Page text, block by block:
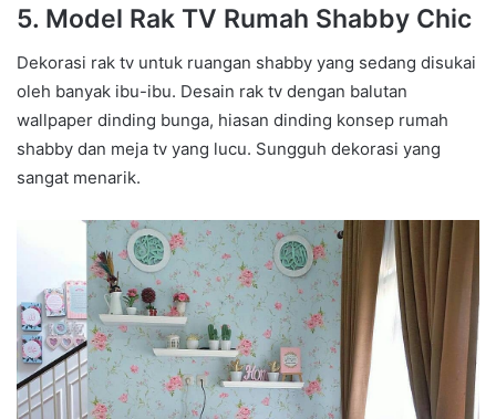
5. Model Rak TV Rumah Shabby Chic
Dekorasi rak tv untuk ruangan shabby yang sedang disukai
oleh banyak ibu-ibu. Desain rak tv dengan balutan
wallpaper dinding bunga, hiasan dinding konsep rumah
shabby dan meja tv yang lucu. Sungguh dekorasi yang
sangat menarik.